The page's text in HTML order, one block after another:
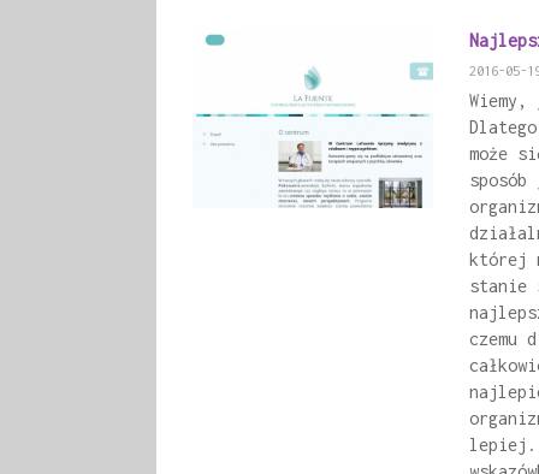
2016-05-
może
której
stanie
czemu
lepiej.